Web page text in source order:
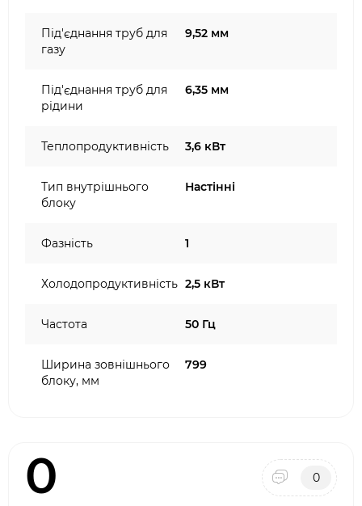
Під'єднання труб для
газу
9,52 мм
Під'єднання труб для
рідини
6,35 мм
Теплопродуктивність 3,6 кВт
Тип внутрішнього
блоку
Настінні
Фазність 1
Холодопродуктивність 2,5 кВт
Частота 50 Гц
Ширина зовнішнього
блоку, мм
799
0 0